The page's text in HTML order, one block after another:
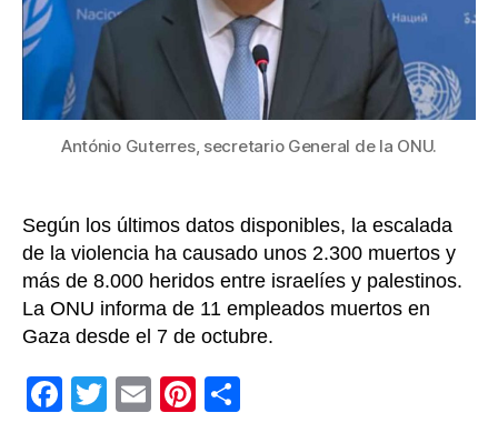
para
António Guterres, secretario General de la ONU.
Según los últimos datos disponibles, la escalada
de la violencia ha causado unos 2.300 muertos y
más de 8.000 heridos entre israelíes y palestinos.
La ONU informa de 11 empleados muertos en
Gaza desde el 7 de octubre.
F
T
E
Pi